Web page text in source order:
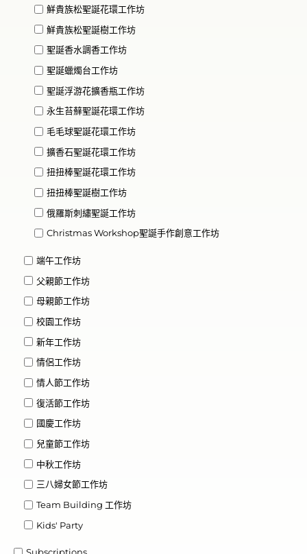
鮮貴族松聖誕花環工作坊
鮮貴族松聖誕樹工作坊
聖誕香水調香工作坊
聖誕蠟燭台工作坊
聖誕浮游花擴香瓶工作坊
永生苔蘚聖誕花環工作坊
毛毛球聖誕花環工作坊
擴香石聖誕花環工作坊
扭扭棒聖誕花環工作坊
扭扭棒聖誕樹工作坊
俄羅斯刺繡聖誕工作坊
Christmas Workshop聖誕手作創意工作坊
端午工作坊
父親節工作坊
母親節工作坊
校園工作坊
新年工作坊
情侶工作坊
情人節工作坊
復活節工作坊
國慶工作坊
兒童節工作坊
中秋工作坊
三八婦女節工作坊
Team Building 工作坊
Kids' Party